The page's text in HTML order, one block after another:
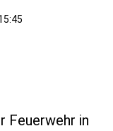
Feuerwehr in